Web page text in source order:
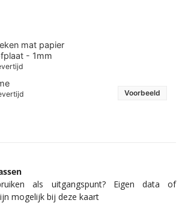
mat papier
- 1mm
Voorbeeld
als uitgangspunt? Eigen data of
mogelijk bij deze kaart